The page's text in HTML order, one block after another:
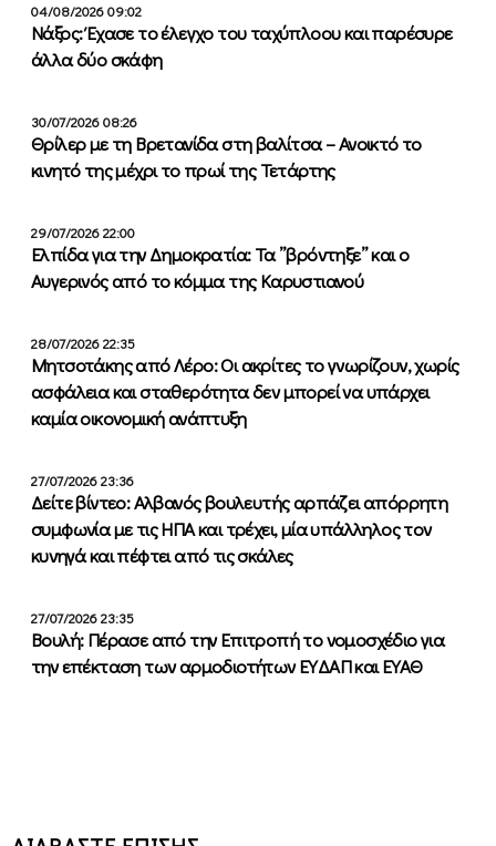
04/08/2026 09:02
Νάξος: Έχασε το έλεγχο του ταχύπλοου και παρέσυρε
άλλα δύο σκάφη
30/07/2026 08:26
Θρίλερ με τη Βρετανίδα στη βαλίτσα – Ανοικτό το
κινητό της μέχρι το πρωί της Τετάρτης
29/07/2026 22:00
Ελπίδα για την Δημοκρατία: Τα ”βρόντηξε” και ο
Αυγερινός από το κόμμα της Καρυστιανού
28/07/2026 22:35
Μητσοτάκης από Λέρο: Οι ακρίτες το γνωρίζουν, χωρίς
ασφάλεια και σταθερότητα δεν μπορεί να υπάρχει
καμία οικονομική ανάπτυξη
27/07/2026 23:36
Δείτε βίντεο: Αλβανός βουλευτής αρπάζει απόρρητη
συμφωνία με τις ΗΠΑ και τρέχει, μία υπάλληλος τον
κυνηγά και πέφτει από τις σκάλες
27/07/2026 23:35
Βουλή: Πέρασε από την Επιτροπή το νομοσχέδιο για
την επέκταση των αρμοδιοτήτων ΕΥΔΑΠ και ΕΥΑΘ